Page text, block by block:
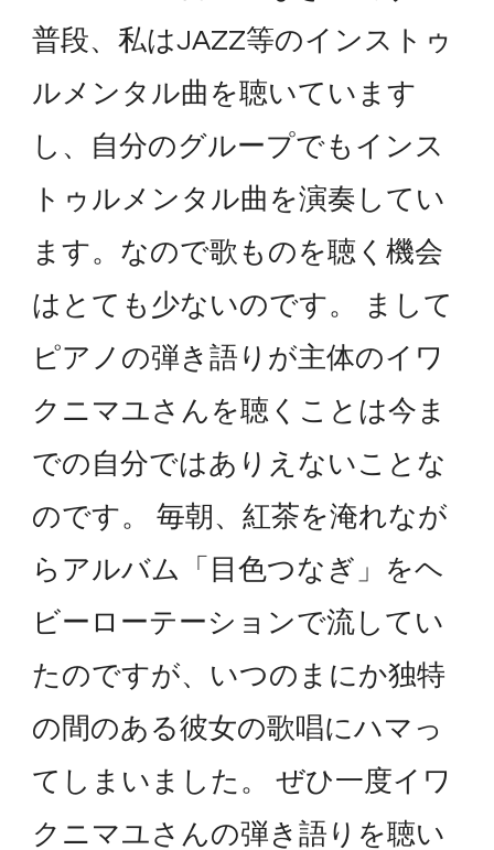
普段、私はJAZZ等のインストゥ
ルメンタル曲を聴いています
し、自分のグループでもインス
トゥルメンタル曲を演奏してい
ます。なので歌ものを聴く機会
はとても少ないのです。 まして
ピアノの弾き語りが主体のイワ
クニマユさんを聴くことは今ま
での自分ではありえないことな
のです。 毎朝、紅茶を淹れなが
らアルバム「目色つなぎ」をヘ
ビーローテーションで流してい
たのですが、いつのまにか独特
の間のある彼女の歌唱にハマっ
てしまいました。 ぜひ一度イワ
クニマユさんの弾き語りを聴い